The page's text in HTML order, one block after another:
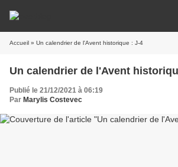
Accueil » Un calendrier de l'Avent historique : J-4
Un calendrier de l'Avent
Publié le 21/12/2021 à 06:19
Par Marylis Costevec